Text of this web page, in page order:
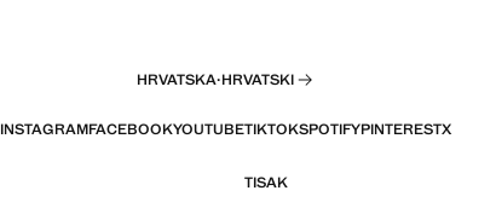
HRVATSKA·HRVATSKI
INSTAGRAMFACEBOOKYOUTUBETIKTOKSPOTIFYPINTERESTX
TISAK